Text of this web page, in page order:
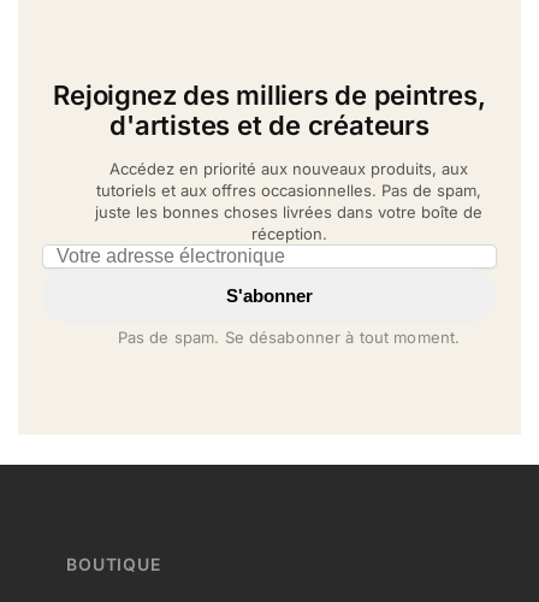
Rejoignez des milliers de peintres,
d'artistes et de créateurs
Accédez en priorité aux nouveaux produits, aux
tutoriels et aux offres occasionnelles. Pas de spam,
juste les bonnes choses livrées dans votre boîte de
réception.
Email address
S'abonner
Pas de spam. Se désabonner à tout moment.
BOUTIQUE